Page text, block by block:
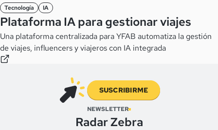
Tecnología IA
Plataforma IA para gestionar viajes
Una plataforma centralizada para YFAB automatiza la gestión
de viajes, influencers y viajeros con IA integrada
SUSCRIBIRME
NEWSLETTER
Radar Zebra